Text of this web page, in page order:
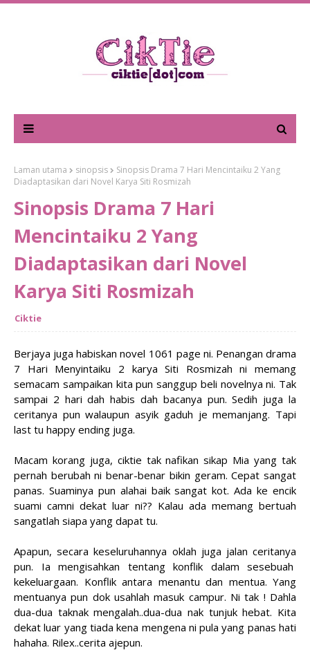
Laman utama sinopsis
Sinopsis Drama 7 Hari Mencintaiku 2 Yang
Diadaptasikan dari Novel Karya Siti Rosmizah
Sinopsis Drama 7 Hari
Mencintaiku 2 Yang
Diadaptasikan dari Novel
Karya Siti Rosmizah
Ciktie
Berjaya juga habiskan novel 1061 page ni. Penangan drama
7 Hari Menyintaiku 2 karya Siti Rosmizah ni memang
semacam sampaikan kita pun sanggup beli novelnya ni. Tak
sampai 2 hari dah habis dah bacanya pun. Sedih juga la
ceritanya pun walaupun asyik gaduh je memanjang. Tapi
last tu happy ending juga.
Macam korang juga, ciktie tak nafikan sikap Mia yang tak
pernah berubah ni benar-benar bikin geram. Cepat sangat
panas. Suaminya pun alahai baik sangat kot. Ada ke encik
suami camni dekat luar ni?? Kalau ada memang bertuah
sangatlah siapa yang dapat tu.
Apapun, secara keseluruhannya oklah juga jalan ceritanya
pun. Ia mengisahkan tentang konflik dalam sesebuah
kekeluargaan. Konflik antara menantu dan mentua. Yang
mentuanya pun dok usahlah masuk campur. Ni tak ! Dahla
dua-dua taknak mengalah..dua-dua nak tunjuk hebat. Kita
dekat luar yang tiada kena mengena ni pula yang panas hati
hahaha. Rilex..cerita ajepun.